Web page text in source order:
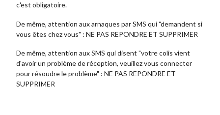
c'est obligatoire.
De même, attention aux arnaques par SMS qui "demandent si
vous êtes chez vous" : NE PAS REPONDRE ET SUPPRIMER
De même, attention aux SMS qui disent "votre colis vient
d'avoir un problème de réception, veuillez vous connecter
pour résoudre le problème" : NE PAS REPONDRE ET
SUPPRIMER